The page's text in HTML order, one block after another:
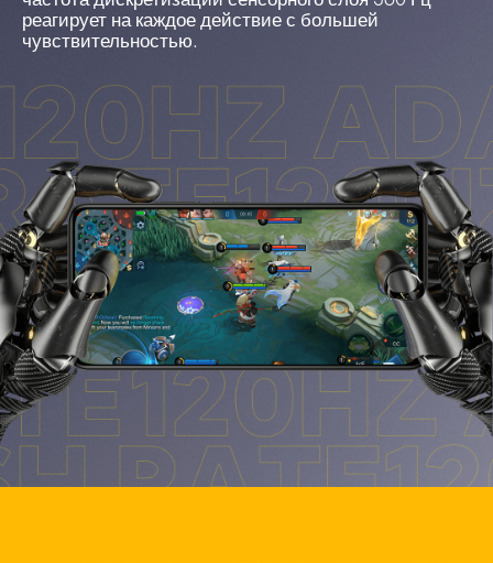
реагирует на каждое действие с большей
чувствительностью.